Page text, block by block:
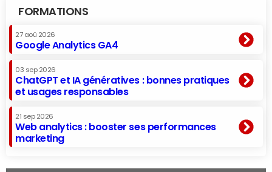
FORMATIONS
27 aoû 2026
Google Analytics GA4
03 sep 2026
ChatGPT et IA génératives : bonnes pratiques
et usages responsables
21 sep 2026
Web analytics : booster ses performances
marketing